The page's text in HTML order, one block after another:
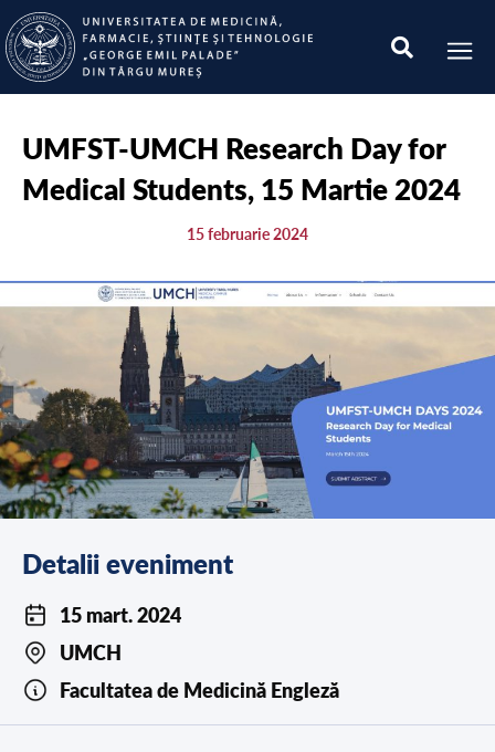
UMFST-UMCH Research Day for
Medical Students, 15 Martie 2024
15 februarie 2024
Detalii eveniment
15 mart. 2024
UMCH
Facultatea de Medicină Engleză